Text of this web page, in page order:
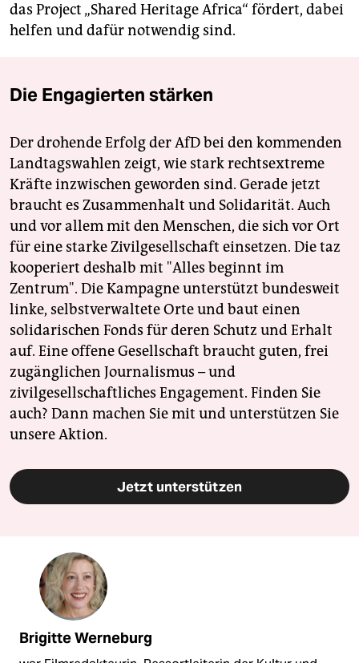
das Project „Shared Heritage Africa“ fördert, dabei
helfen und dafür notwendig sind.
Die Engagierten stärken
Der drohende Erfolg der AfD bei den kommenden
Landtagswahlen zeigt, wie stark rechtsextreme
Kräfte inzwischen geworden sind. Gerade jetzt
braucht es Zusammenhalt und Solidarität. Auch
und vor allem mit den Menschen, die sich vor Ort
für eine starke Zivilgesellschaft einsetzen. Die taz
kooperiert deshalb mit "Alles beginnt im
Zentrum". Die Kampagne unterstützt bundesweit
linke, selbstverwaltete Orte und baut einen
solidarischen Fonds für deren Schutz und Erhalt
auf. Eine offene Gesellschaft braucht guten, frei
zugänglichen Journalismus – und
zivilgesellschaftliches Engagement. Finden Sie
auch? Dann machen Sie mit und unterstützen Sie
unsere Aktion.
Jetzt unterstützen
Brigitte Werneburg